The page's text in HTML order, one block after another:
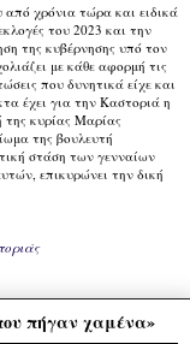
χρόνια τώρα και ειδικά
του 2023 και την
της κυβέρνησης υπό τον
με κάθε αφορμή τις
που δυνητικά είχε και
έχει για την Καστοριά η
κυρίας Μαρίας
της βουλευτή
στάση των γενναίων
επικυρώνει την δική
πήγαν χαμένα»